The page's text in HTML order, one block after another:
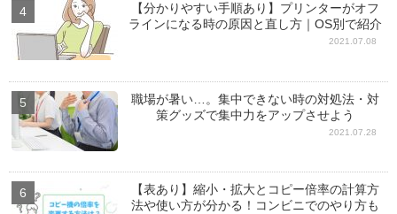
【分かりやすい手順あり】プリンターがオフ
ラインになる時の原因と直し方｜OS別で紹介
2021.07.08
職場が暑い…。集中できない時の対処法・対
策グッズで集中力をアップさせよう
2021.07.28
【表あり】縮小・拡大とコピー倍率の計算方
法や使い方が分かる！コンビニでのやり方も